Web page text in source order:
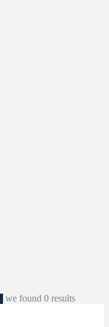
we found 0 results